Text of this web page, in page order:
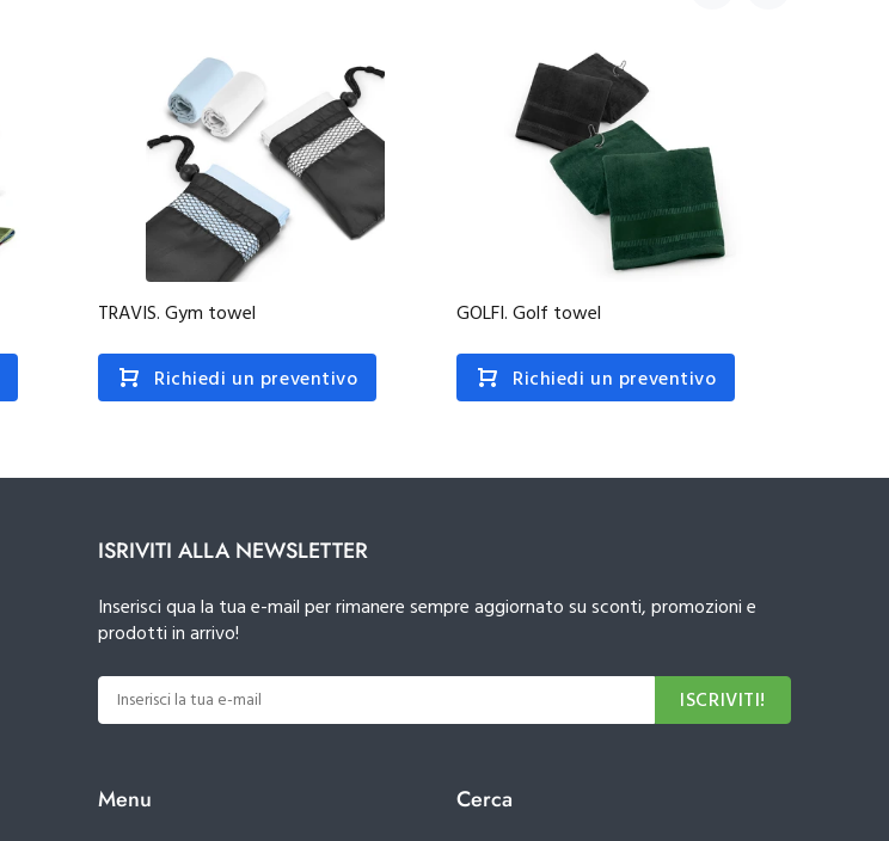
TRAVIS. Gym towel
Richiedi un preventivo
GOLFI. Golf towel
Richiedi un preventivo
ISRIVITI ALLA NEWSLETTER
Inserisci qua la tua e-mail per rimanere sempre aggiornato su sconti, promozioni e
prodotti in arrivo!
ISCRIVITI!
Menu Cerca